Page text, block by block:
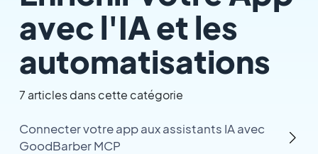
avec l'IA et les
automatisations
7 articles dans cette catégorie
Connecter votre app aux assistants IA avec
GoodBarber MCP